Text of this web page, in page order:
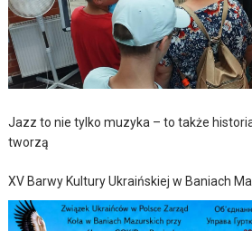
Jazz to nie tylko muzyka – to także
tworzą
XV Barwy Kultury Ukraińskiej w Baniach